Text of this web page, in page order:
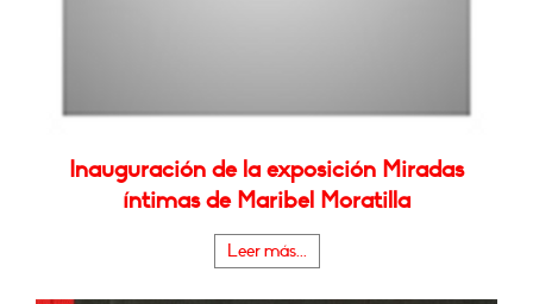
Inauguración de la exposición Miradas
íntimas de Maribel Moratilla
Leer más...